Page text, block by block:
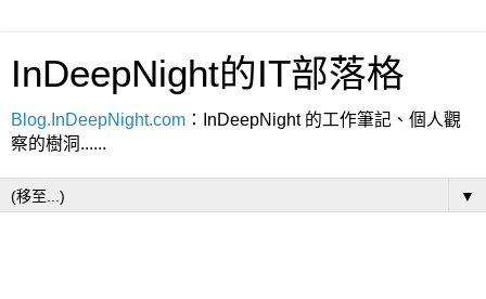
InDeepNight的IT部落格
Blog.InDeepNight.com ：InDeepNight 的工作筆記、個人觀
察的樹洞......
▼